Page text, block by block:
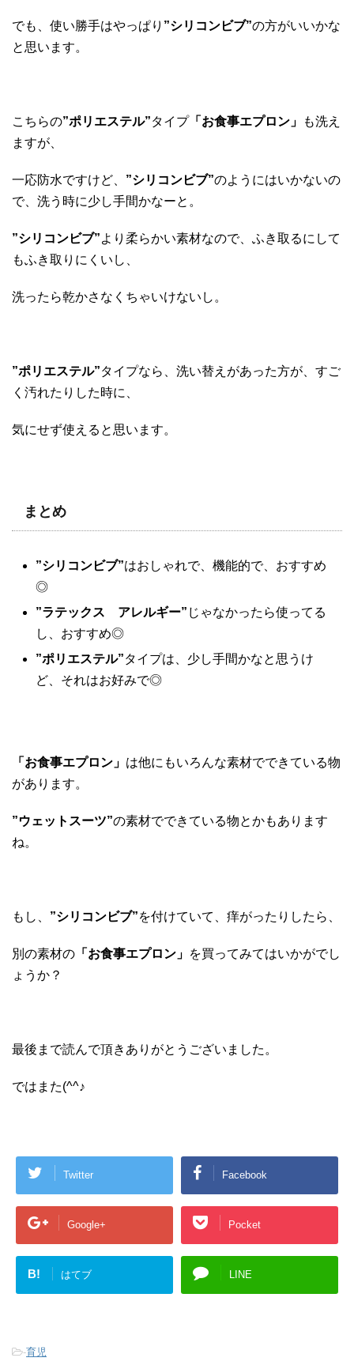
でも、使い勝手はやっぱり ”シリコンビブ”の方がいいかな
と思います。
こちらの”ポリエステル”タイプ「お食事エプロン」
も洗え
ますが、
一応防水ですけど、 ”シリコンビブ”のようにはいかないの
で、洗う時に少し手間かなーと。
”シリコンビブ”より柔らかい素材なので、ふき取るにして
もふき取りにくいし、
洗ったら乾かさなくちゃいけないし。
”ポリエステル”タイプなら、洗い替えがあった方が、すご
く汚れたりした時に、
気にせず使えると思います。
まとめ
”シリコンビブ”はおしゃれで、機能的で、おすすめ
◎
”ラテックス アレルギー” じゃなかったら使ってる
し、おすすめ◎
”ポリエステル”タイプは、少し手間かなと思うけ
ど、それはお好みで◎
「お食事エプロン」 は他にもいろんな素材でできている物
があります。
”ウェットスーツ”の素材でできている物とかもあります
ね。
もし、 ”シリコンビブ”を付けていて、痒がったりしたら、
別の素材の 「お食事エプロン」 を買ってみてはいかがでし
ょうか？
最後まで読んで頂きありがとうございました。
ではまた(^^♪
Twitter Facebook
Google+ Pocket
B! はてブ LINE
-育児